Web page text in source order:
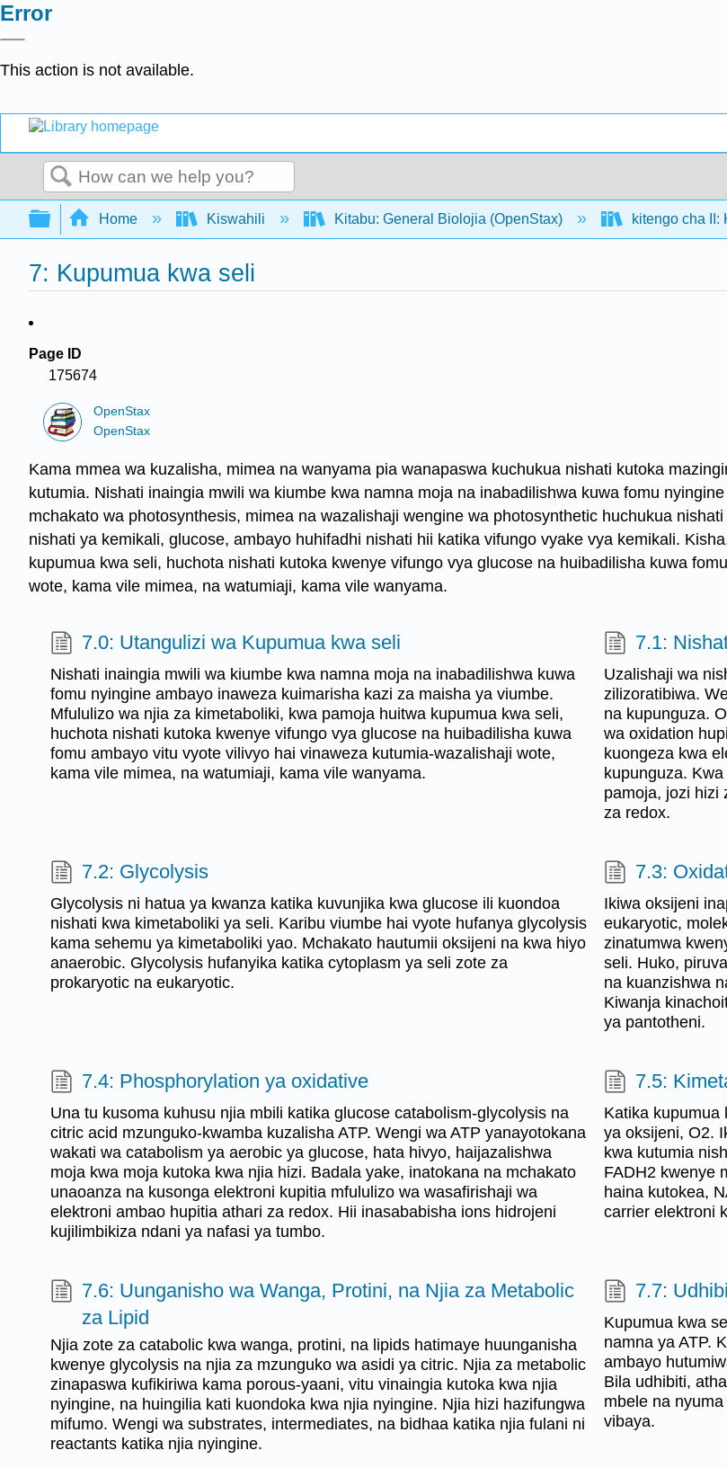
Error
This action is not available.
Search
Expand/collapse global hierarchy
Home Kiswahili Kitabu: General Biolojia (OpenStax) kitengo cha II:
7: Kupumua kwa seli
Page ID
175674
OpenStax
OpenStax
Kama mmea wa kuzalisha, mimea na wanyama pia wanapaswa kuchukua nishati kutoka
kutumia. Nishati inaingia mwili wa kiumbe kwa namna moja na inabadilishwa kuwa fomu
mchakato wa photosynthesis, mimea na wazalishaji wengine wa photosynthetic huchukua
nishati ya kemikali, glucose, ambayo huhifadhi nishati hii katika vifungo vyake vya kemikali.
kupumua kwa seli, huchota nishati kutoka kwenye vifungo vya glucose na huibadilisha kuwa
wote, kama vile mimea, na watumiaji, kama vile wanyama.
7.0: Utangulizi wa Kupumua kwa seli
Nishati inaingia mwili wa kiumbe kwa namna moja na inabadilishwa kuwa
fomu nyingine ambayo inaweza kuimarisha kazi za maisha ya viumbe.
Mfululizo wa njia za kimetaboliki, kwa pamoja huitwa kupumua kwa seli,
huchota nishati kutoka kwenye vifungo vya glucose na huibadilisha kuwa
fomu ambayo vitu vyote vilivyo hai vinaweza kutumia-wazalishaji wote,
kama vile mimea, na watumiaji, kama vile wanyama.
7.1:
Uzalishaji wa
zilizoratibiwa.
na kupunguza.
wa oxidation
kuongeza kwa
kupunguza.
pamoja, jozi hizi
za redox.
7.2: Glycolysis
Glycolysis ni hatua ya kwanza katika kuvunjika kwa glucose ili kuondoa
nishati kwa kimetaboliki ya seli. Karibu viumbe hai vyote hufanya glycolysis
kama sehemu ya kimetaboliki yao. Mchakato hautumii oksijeni na kwa hiyo
anaerobic. Glycolysis hufanyika katika cytoplasm ya seli zote za
prokaryotic na eukaryotic.
7.3:
Ikiwa oksijeni
eukaryotic,
zinatumwa
seli. Huko,
na kuanzishwa
Kiwanja
ya pantotheni.
7.4: Phosphorylation ya oxidative
Una tu kusoma kuhusu njia mbili katika glucose catabolism-glycolysis na
citric acid mzunguko-kwamba kuzalisha ATP. Wengi wa ATP yanayotokana
wakati wa catabolism ya aerobic ya glucose, hata hivyo, haijazalishwa
moja kwa moja kutoka kwa njia hizi. Badala yake, inatokana na mchakato
unaoanza na kusonga elektroni kupitia mfululizo wa wasafirishaji wa
elektroni ambao hupitia athari za redox. Hii inasababisha ions hidrojeni
kujilimbikiza ndani ya nafasi ya tumbo.
7.5:
Katika kupumua
ya oksijeni, O2.
kwa kutumia
FADH2 kwenye
haina kutokea,
carrier elektroni
7.6: Uunganisho wa Wanga, Protini, na Njia za Metabolic
za Lipid
Njia zote za catabolic kwa wanga, protini, na lipids hatimaye huunganisha
kwenye glycolysis na njia za mzunguko wa asidi ya citric. Njia za metabolic
zinapaswa kufikiriwa kama porous-yaani, vitu vinaingia kutoka kwa njia
nyingine, na huingilia kati kuondoka kwa njia nyingine. Njia hizi hazifungwa
mifumo. Wengi wa substrates, intermediates, na bidhaa katika njia fulani ni
reactants katika njia nyingine.
7.7:
Kupumua kwa
namna ya ATP.
ambayo
Bila udhibiti,
mbele na
vibaya.